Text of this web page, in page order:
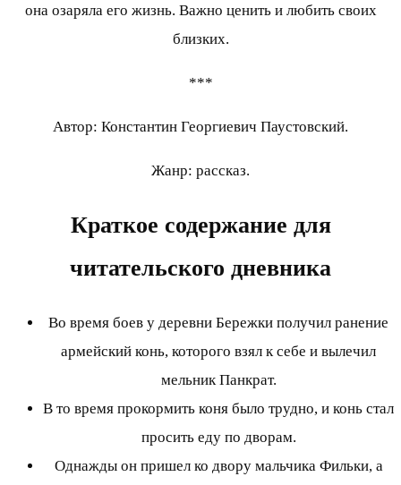
она озаряла его жизнь. Важно ценить и любить своих
близких.
***
Автор: Константин Георгиевич Паустовский.
Жанр: рассказ.
Краткое содержание для
читательского дневника
Во время боев у деревни Бережки получил ранение
армейский конь, которого взял к себе и вылечил
мельник Панкрат.
В то время прокормить коня было трудно, и конь стал
просить еду по дворам.
Однажды он пришел ко двору мальчика Фильки, а